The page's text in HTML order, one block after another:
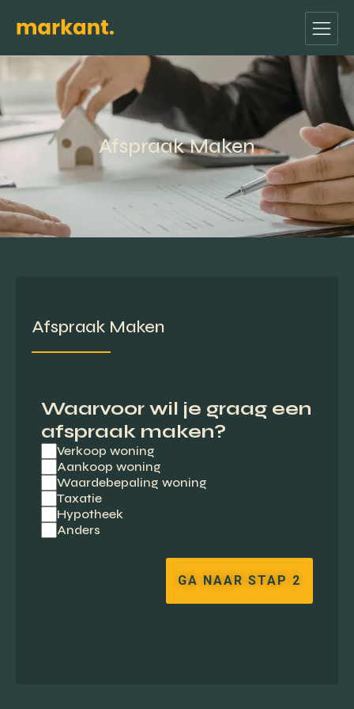
Afspraak Maken
Afspraak Maken
Waarvoor wil je graag een
afspraak maken?
Verkoop woning
Aankoop woning
Waardebepaling woning
Taxatie
Hypotheek
Anders
GA NAAR STAP 2